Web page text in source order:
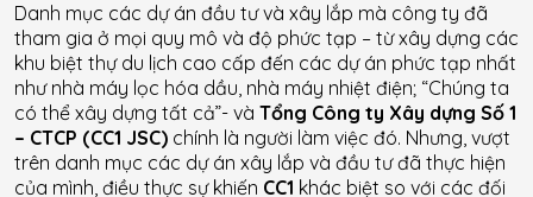
Danh mục các dự án đầu tư và xây lắp mà công ty đã
tham gia ở mọi quy mô và độ phức tạp – từ xây dựng các
khu biệt thự du lịch cao cấp đến các dự án phức tạp nhất
như nhà máy lọc hóa dầu, nhà máy nhiệt điện; “Chúng ta
có thể xây dựng tất cả”- và Tổng Công ty Xây dựng Số 1
– CTCP (CC1 JSC) chính là người làm việc đó. Nhưng, vượt
trên danh mục các dự án xây lắp và đầu tư đã thực hiện
của mình, điều thực sự khiến CC1 khác biệt so với các đối